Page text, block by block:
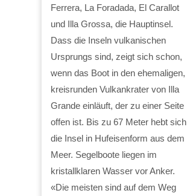
Ferrera, La Foradada, El Carallot
und Illa Grossa, die Hauptinsel.
Dass die Inseln vulkanischen
Ursprungs sind, zeigt sich schon,
wenn das Boot in den ehemaligen,
kreisrunden Vulkankrater von Illa
Grande einläuft, der zu einer Seite
offen ist. Bis zu 67 Meter hebt sich
die Insel in Hufeisenform aus dem
Meer. Segelboote liegen im
kristallklaren Wasser vor Anker.
«Die meisten sind auf dem Weg